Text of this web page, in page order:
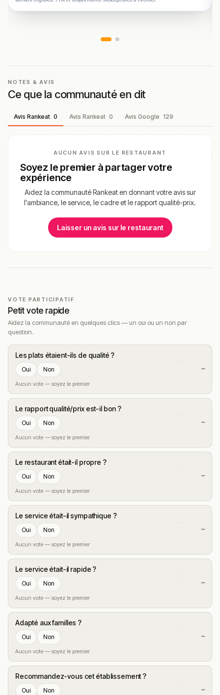
NOTES & AVIS
Ce que la communauté en dit
Avis Rankeat 0 Avis Rankeat 0 Avis Google 129
AUCUN AVIS SUR LE RESTAURANT
Soyez le premier à partager votre
expérience
Aidez la communauté Rankeat en donnant votre avis sur
l'ambiance, le service, le cadre et le rapport qualité-prix.
Laisser un avis sur le restaurant
VOTE PARTICIPATIF
Petit vote rapide
Aidez la communauté en quelques clics — un oui ou un non par
question.
Les plats étaient-ils de qualité ?
Oui Non
Aucun vote — soyez le premier
—
Le rapport qualité/prix est-il bon ?
Oui Non
Aucun vote — soyez le premier
—
Le restaurant était-il propre ?
Oui Non
Aucun vote — soyez le premier
—
Le service était-il sympathique ?
Oui Non
Aucun vote — soyez le premier
—
Le service était-il rapide ?
Oui Non
Aucun vote — soyez le premier
—
Adapté aux familles ?
Oui Non
Aucun vote — soyez le premier
—
Recommandez-vous cet établissement ?
Oui Non —